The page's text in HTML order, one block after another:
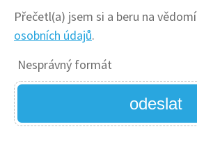
Přečetl(a) jsem si a beru na vědomí
osobních údajů.
Nesprávný formát
odeslat